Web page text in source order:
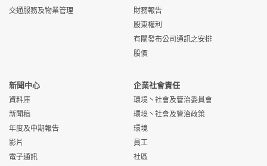
交通服務及物業管理
財務報告
股東權利
有關發布公司通訊之安排
股價
新聞中心
資料庫
新聞稿
年度及中期報告
影片
電子通訊
企業社會責任
環境丶社會及管治委員會
環境丶社會及管治政策
環境
員工
社區